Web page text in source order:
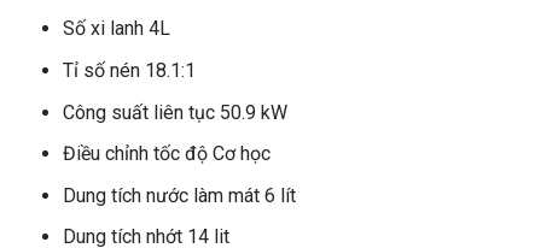
Số xi lanh 4L
Tỉ số nén 18.1:1
Công suất liên tục 50.9 kW
Điều chỉnh tốc độ Cơ học
Dung tích nước làm mát 6 lít
Dung tích nhớt 14 lit